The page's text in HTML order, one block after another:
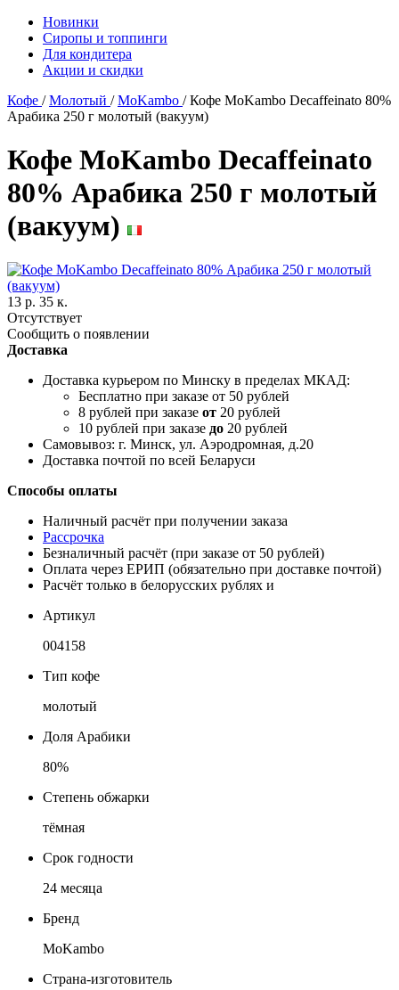
Новинки
Сиропы и топпинги
Для кондитера
Акции и скидки
Кофе /Молотый /MoKambo /Кофе MoKambo Decaffeinato 80%
Арабика 250 г молотый (вакуум)
Кофе MoKambo Decaffeinato
80% Арабика 250 г молотый
(вакуум)
13 р. 35 к.
Отсутствует
Сообщить о появлении
Доставка
Доставка курьером по Минску в пределах МКАД:
Бесплатно при заказе от 50 рублей
8 рублей при заказе от 20 рублей
10 рублей при заказе до 20 рублей
Самовывоз: г. Минск, ул. Аэродромная, д.20
Доставка почтой по всей Беларуси
Способы оплаты
Наличный расчёт при получении заказа
Рассрочка
Безналичный расчёт (при заказе от 50 рублей)
Оплата через ЕРИП (обязательно при доставке почтой)
Расчёт только в белорусских рублях и
Артикул
004158
Тип кофе
молотый
Доля Арабики
80%
Степень обжарки
тёмная
Срок годности
24 месяца
Бренд
MoKambo
Страна-изготовитель